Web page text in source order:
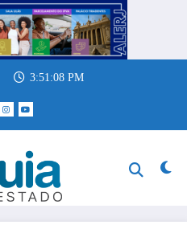
3:51:08 PM